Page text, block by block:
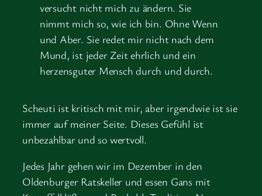
versucht nicht mich zu ändern. Sie
nimmt mich so, wie ich bin. Ohne Wenn
und Aber. Sie redet mir nicht nach dem
Mund, ist jeder Zeit ehrlich und ein
herzensguter Mensch durch und durch.
Scheuti ist kritisch mit mir, aber irgendwie ist sie
immer auf meiner Seite. Dieses Gefühl ist
unbezahlbar und so wertvoll.
Jedes Jahr gehen wir im Dezember in den
Oldenburger Ratskeller und essen Gans mit